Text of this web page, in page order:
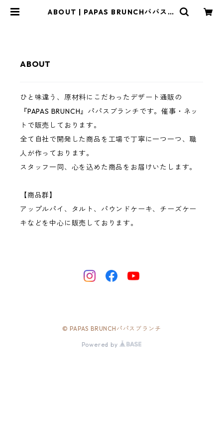
ABOUT | PAPAS BRUNCHパパスブ
ABOUT
ひと味違う、原材料にこだわったデザート通販の
『PAPAS BRUNCH』パパスブランチです。催事・ネッ
トで販売しております。
全て自社で開発した商品を工場で丁寧に一つ一つ、職
人が作っております。
スタッフ一同、心を込めた商品をお届けいたします。
【商品群】
アップルパイ、タルト、パウンドケーキ、チーズケー
キなどを中心に販売しております。
© PAPAS BRUNCHパパスブランチ
Powered by